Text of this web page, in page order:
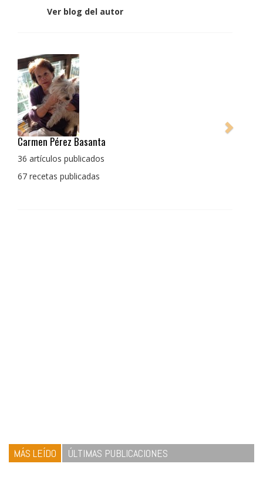
Ver blog del autor
Pedro Manuel Collado Cruz
La cocina para mi es producto bien tratado sin
con un toque diferente